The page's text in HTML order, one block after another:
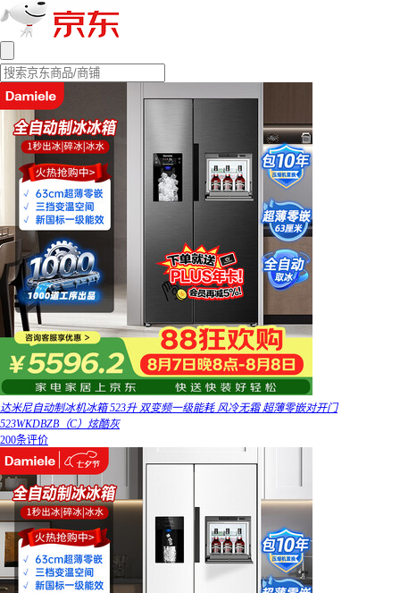
达米尼自动制冰机冰箱 523升 双变频一级能耗 风冷无霜 超薄零嵌对开门
523WKDBZB（C）炫酷灰
200条评价